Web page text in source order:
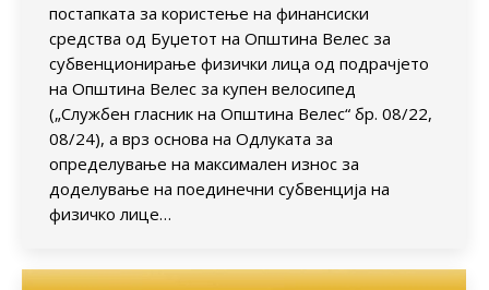
постапката за користење на финансиски
средства од Буџетот на Општина Велес за
субвенционирање физички лица од подрачјето
на Општина Велес за купен велосипед
(„Службен гласник на Општина Велес“ бр. 08/22,
08/24), а врз основа на Одлуката за
определување на максимален износ за
доделување на поединечни субвенција на
физичко лице…